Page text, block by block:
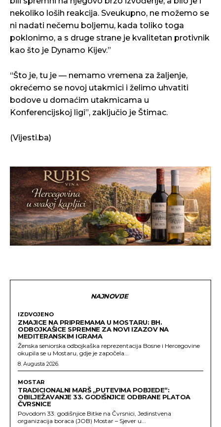
nekoliko loših reakcija. Sveukupno, ne možemo se
ni nadati nečemu boljemu, kada toliko toga
poklonimo, a s druge strane je kvalitetan protivnik
kao što je Dynamo Kijev.”
“Što je, tu je — nemamo vremena za žaljenje,
okrećemo se novoj utakmici i želimo uhvatiti
bodove u domaćim utakmicama u
Konferencijskoj ligi”, zaključio je Štimac.
(Vijesti.ba)
NAJNOVIJE
IZDVOJENO
ZMAJICE NA PRIPREMAMA U MOSTARU: BH.
ODBOJKAŠICE SPREMNE ZA NOVI IZAZOV NA
MEDITERANSKIM IGRAMA
Ženska seniorska odbojkaška reprezentacija Bosne i Hercegovine
okupila se u Mostaru, gdje je započela...
8. Augusta 2026.
MOSTAR
TRADICIONALNI MARŠ „PUTEVIMA POBJEDE“:
OBILJEŽAVANJE 33. GODIŠNJICE ODBRANE PLATOA
ČVRSNICE
Povodom 33. godišnjice Bitke na Čvrsnici, Jedinstvena
organizacija boraca (JOB) Mostar – Sjever u...